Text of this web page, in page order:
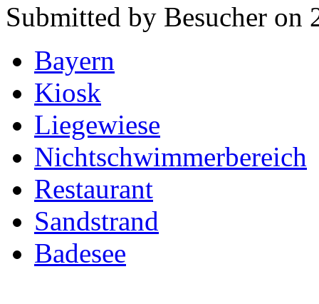
Submitted by Besucher on
Bayern
Kiosk
Liegewiese
Nichtschwimmerbereich
Restaurant
Sandstrand
Badesee